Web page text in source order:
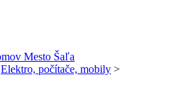
Elektro, počítače, mobily >